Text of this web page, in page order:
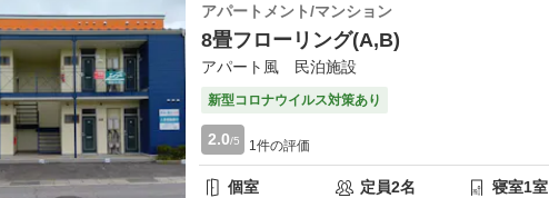
アパートメント/マンション
8畳フローリング(A,B)
アパート風 民泊施設
新型コロナウイルス対策あり
2.0/5 1 件の評価
個室 定員2名 寝室1室